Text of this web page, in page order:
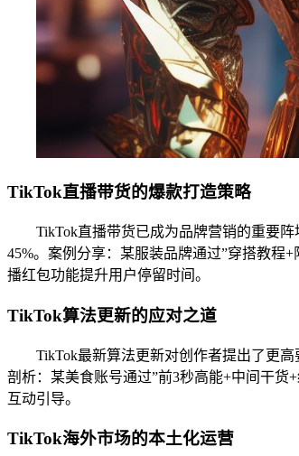
TikTok直播带货的爆款打造策略
TikTok直播带货已成为品牌营销的重要
45%。案例分享：某服装品牌通过”穿搭教程
播红包功能提升用户停留时间。
TikTok算法更新的应对之道
TikTok最新算法更新对创作者提出了更
剖析：某美食账号通过”前3秒高能+中间干货
互动引导。
TikTok海外市场的本土化运营